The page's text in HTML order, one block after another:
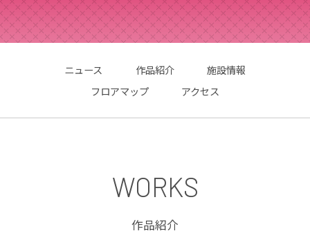
ニュース 作品紹介
施設情報
フロアマップ
アクセス
WORKS
作品紹介